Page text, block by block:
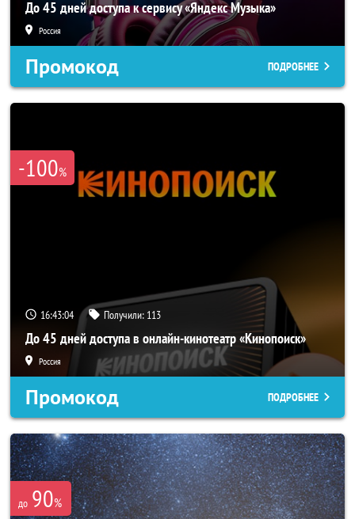
До 45 дней доступа к сервису «Яндекс Музыка»
Россия
Промокод ПОДРОБНЕЕ
-100%
16:43:03 Получили: 113
До 45 дней доступа в онлайн-кинотеатр «Кинопоиск»
Россия
Промокод ПОДРОБНЕЕ
до 90%